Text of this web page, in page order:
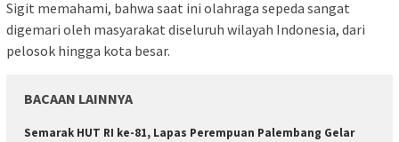
Sigit memahami, bahwa saat ini olahraga sepeda sangat
digemari oleh masyarakat diseluruh wilayah Indonesia, dari
pelosok hingga kota besar.
BACAAN LAINNYA
Semarak HUT RI ke-81, Lapas Perempuan Palembang Gelar